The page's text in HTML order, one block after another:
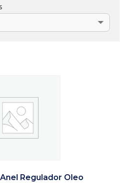
Anel Regulador Oleo